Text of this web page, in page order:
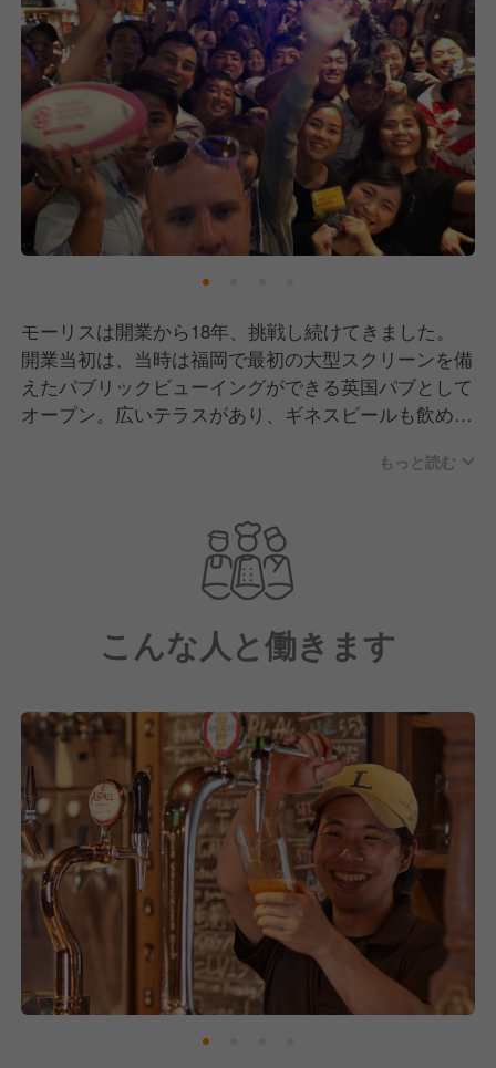
モーリスは開業から18年、挑戦し続けてきました。
開業当初は、当時は福岡で最初の大型スクリーンを備
えたパブリックビューイングができる英国パブとして
オープン。広いテラスがあり、ギネスビールも飲める
ール専用冷蔵庫を導入し、福岡クラフトビール業界の
8年前に全国的にも珍しい10種類のクラフトビールが
楽しめる和カフェ居酒屋「筥崎鳩太郎商店」を開業
し、現在フォロワー数1.1万人を誇る人気店になって
2022年には、福岡の人気ブリュワリー「フクオカク
ラフト」に資本参加。
ーリスヘイジーIPA」を発売。大人気となっていま
す。また、2023年は、東京の新宿３丁目に「モーリ
ス ラムチョップ」を出店しました。なお新宿店は、
2024年10月スタート全国放送の刑事ドラマの撮影で
使われています。主人公が通うスポーツバー兼隠れ家
という設定です。
これからも、社会に必要とされ続けるためにモーリス
は変わり続けます。
労働環境も、開業から少しずつ整備し、かなり働きや
すくなりました。
もちろん、これからも誠実に還元していきます！
もっと読む
こんな人と働きます